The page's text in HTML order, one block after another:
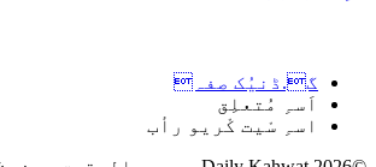
گ.ڈنیُک صفہ
اَسہِ مُتعلِق
اسہِ سْیت کْریو رأب